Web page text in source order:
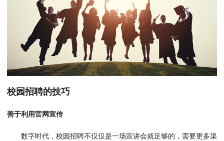
校园招聘的技巧
善于利用官网宣传
数字时代，校园招聘不仅仅是一场宣讲会就足够的，需要更多渠